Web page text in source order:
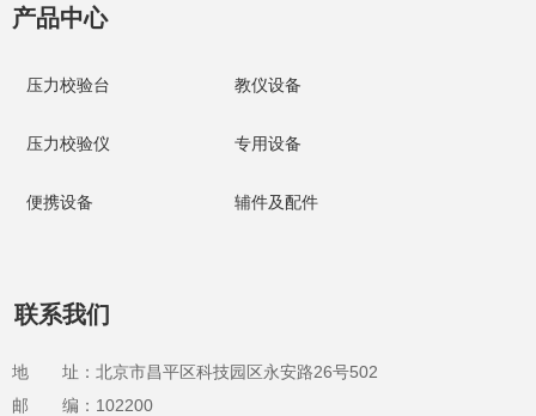
产品中心
压力校验台
压力校验仪
便携设备
教仪设备
专用设备
辅件及配件
地 址：北京市昌平区科技园区永安路26号502
邮 编：102200
联系我们